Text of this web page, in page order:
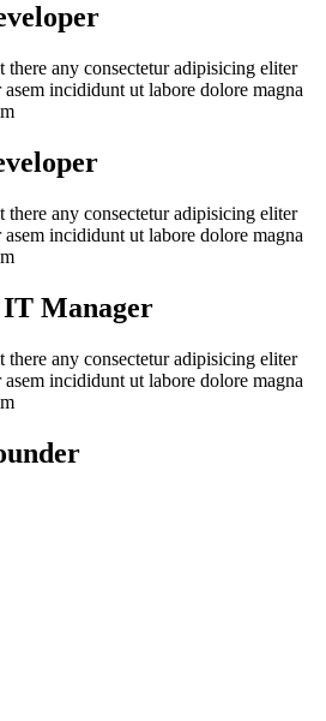
there any consectetur adipisicing eliter
incididunt ut labore dolore magna
there any consectetur adipisicing eliter
incididunt ut labore dolore magna
IT Manager
there any consectetur adipisicing eliter
incididunt ut labore dolore magna